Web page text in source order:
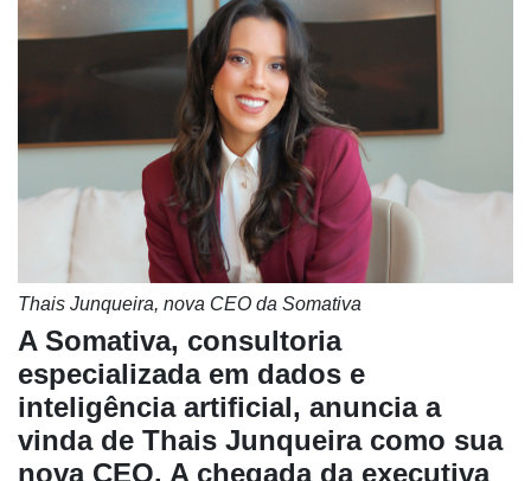
Thais Junqueira, nova CEO da Somativa
A Somativa, consultoria
especializada em dados e
inteligência artificial, anuncia a
vinda de Thais Junqueira como sua
nova CEO. A chegada da executiva